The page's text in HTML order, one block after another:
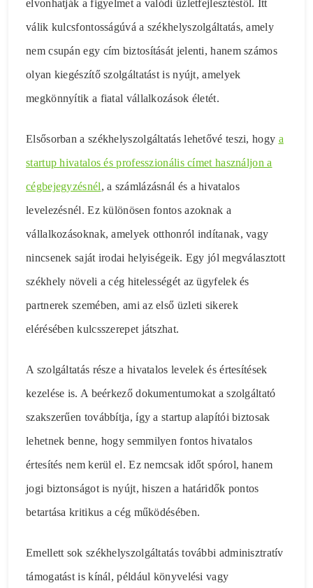
elvonhatják a figyelmet a valódi üzletfejlesztéstől. Itt
válik kulcsfontosságúvá a székhelyszolgáltatás, amely
nem csupán egy cím biztosítását jelenti, hanem számos
olyan kiegészítő szolgáltatást is nyújt, amelyek
megkönnyítik a fiatal vállalkozások életét.
Elsősorban a székhelyszolgáltatás lehetővé teszi, hogy a
startup hivatalos és professzionális címet használjon a
cégbejegyzésnél, a számlázásnál és a hivatalos
levelezésnél. Ez különösen fontos azoknak a
vállalkozásoknak, amelyek otthonról indítanak, vagy
nincsenek saját irodai helyiségeik. Egy jól megválasztott
székhely növeli a cég hitelességét az ügyfelek és
partnerek szemében, ami az első üzleti sikerek
elérésében kulcsszerepet játszhat.
A szolgáltatás része a hivatalos levelek és értesítések
kezelése is. A beérkező dokumentumokat a szolgáltató
szakszerűen továbbítja, így a startup alapítói biztosak
lehetnek benne, hogy semmilyen fontos hivatalos
értesítés nem kerül el. Ez nemcsak időt spórol, hanem
jogi biztonságot is nyújt, hiszen a határidők pontos
betartása kritikus a cég működésében.
Emellett sok székhelyszolgáltatás további adminisztratív
támogatást is kínál, például könyvelési vagy